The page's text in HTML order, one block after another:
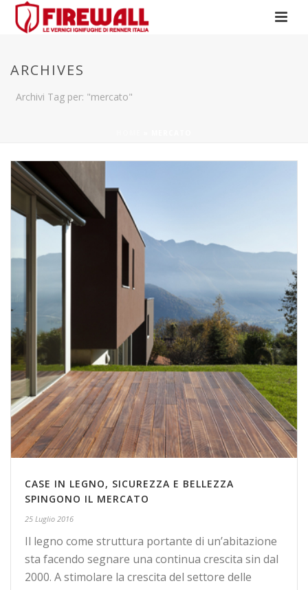
ARCHIVES
Archivi Tag per: "mercato"
CASE IN LEGNO, SICUREZZA E BELLEZZA
SPINGONO IL MERCATO
25 Luglio 2016
Il legno come struttura portante di un’abitazione
sta facendo segnare una continua crescita sin dal
2000. A stimolare la crescita del settore delle